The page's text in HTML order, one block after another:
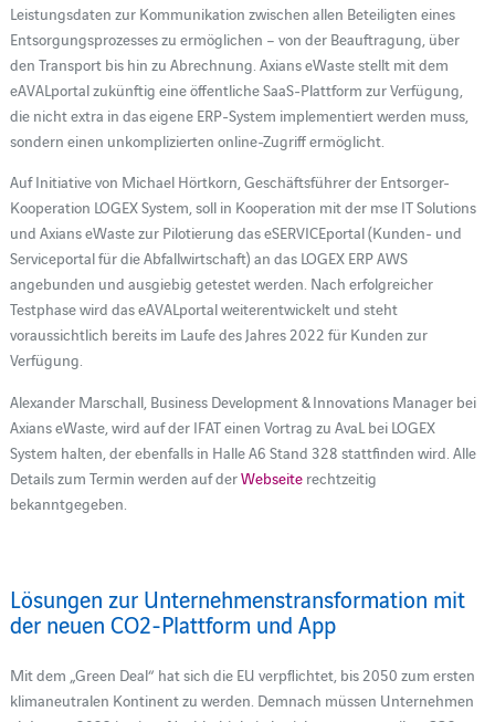
Leistungsdaten zur Kommunikation zwischen allen Beteiligten eines
Entsorgungsprozesses zu ermöglichen – von der Beauftragung, über
den Transport bis hin zu Abrechnung. Axians eWaste stellt mit dem
eAVALportal zukünftig eine öffentliche SaaS-Plattform zur Verfügung,
die nicht extra in das eigene ERP-System implementiert werden muss,
sondern einen unkomplizierten online-Zugriff ermöglicht.
Auf Initiative von Michael Hörtkorn, Geschäftsführer der Entsorger-
Kooperation LOGEX System, soll in Kooperation mit der mse IT Solutions
und Axians eWaste zur Pilotierung das eSERVICEportal (Kunden- und
Serviceportal für die Abfallwirtschaft) an das LOGEX ERP AWS
angebunden und ausgiebig getestet werden. Nach erfolgreicher
Testphase wird das eAVALportal weiterentwickelt und steht
voraussichtlich bereits im Laufe des Jahres 2022 für Kunden zur
Verfügung.
Alexander Marschall, Business Development & Innovations Manager bei
Axians eWaste, wird auf der IFAT einen Vortrag zu AvaL bei LOGEX
System halten, der ebenfalls in Halle A6 Stand 328 stattfinden wird. Alle
Details zum Termin werden auf derWebseiterechtzeitig
bekanntgegeben.
Lösungen zur Unternehmenstransformation mit
der neuen CO2-Plattform und App
Mit dem „Green Deal“ hat sich die EU verpflichtet, bis 2050 zum ersten
klimaneutralen Kontinent zu werden. Demnach müssen Unternehmen